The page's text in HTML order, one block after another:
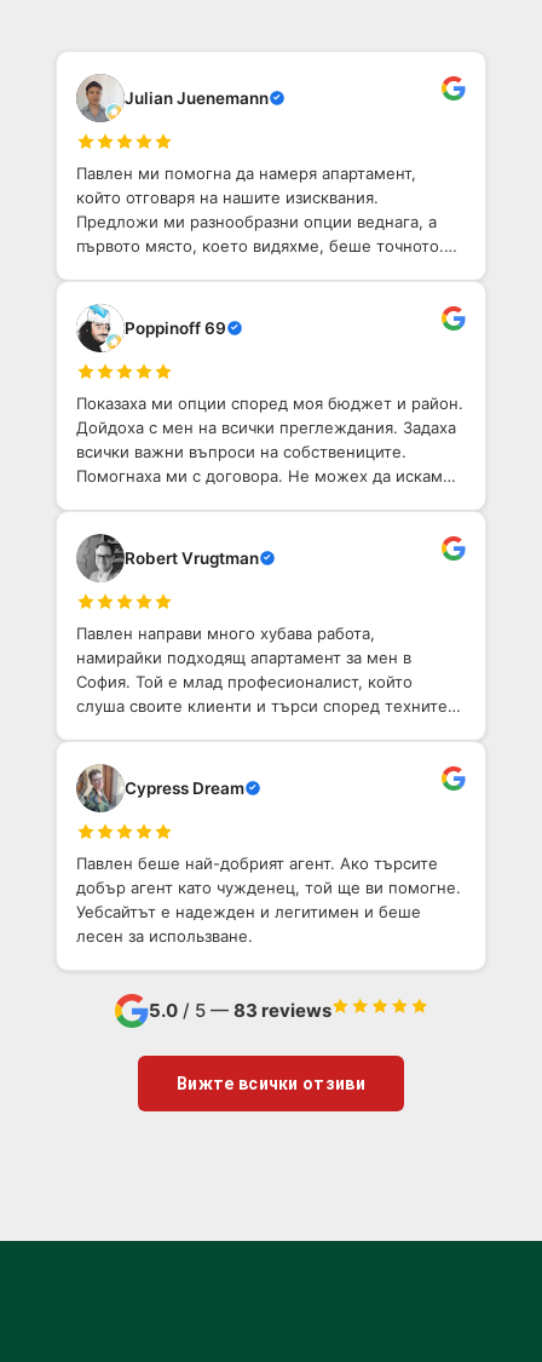
Julian Juenemann
Павлен ми помогна да намеря апартамент,
който отговаря на нашите изисквания.
Предложи ми разнообразни опции веднага, а
първото място, което видяхме, беше точното.
Poppinoff 69
Показаха ми опции според моя бюджет и район.
Дойдоха с мен на всички преглеждания. Задаха
всички важни въпроси на собствениците.
Помогнаха ми с договора. Не можех да искам
Robert Vrugtman
Павлен направи много хубава работа,
намирайки подходящ апартамент за мен в
София. Той е млад професионалист, който
слуша своите клиенти и търси според техните
Cypress Dream
Павлен беше най-добрият агент. Ако търсите
добър агент като чужденец, той ще ви помогне.
Уебсайтът е надежден и легитимен и беше
лесен за использване.
5.0/ 5 — 83 reviews
Вижте всички отзиви